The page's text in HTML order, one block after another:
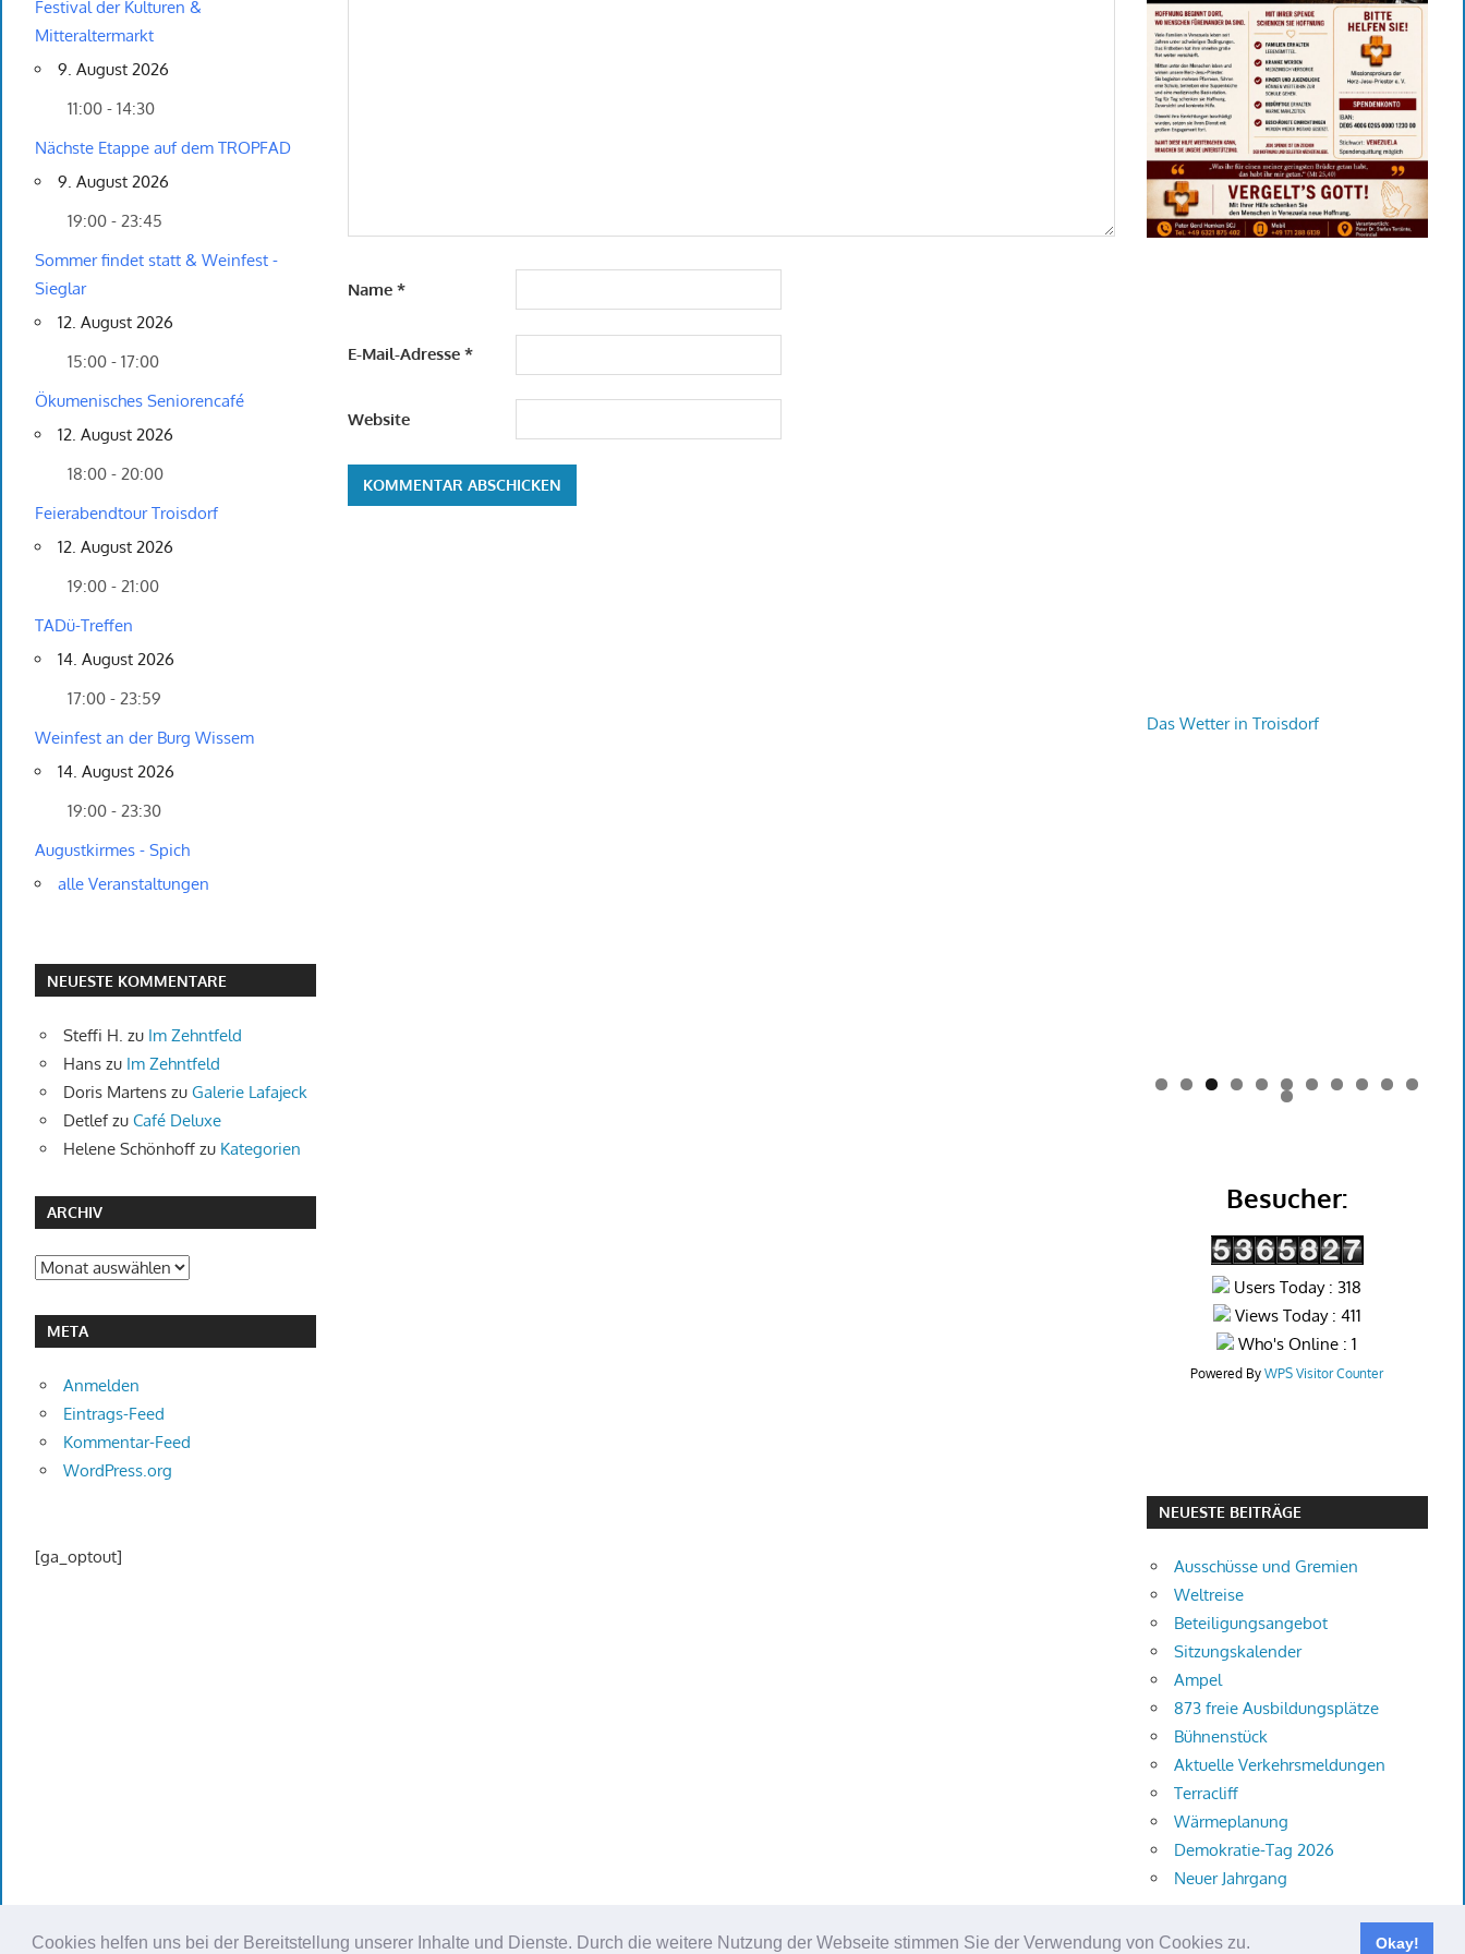
Cookies helfen uns bei der Bereitstellung unserer Inhalte und Dienste. Durch die weitere Nutzung der Webseite stimmen Sie der Verwendung von Cookies zu. Okay!
Name*
E-Mail-Adresse*
Website
Festival der Kulturen &
Mitteraltermarkt
9. August 2026
11:00 - 14:30
Nächste Etappe auf dem TROPFAD
9. August 2026
19:00 - 23:45
Sommer findet statt & Weinfest -
Sieglar
12. August 2026
15:00 - 17:00
Ökumenisches Seniorencafé
12. August 2026
18:00 - 20:00
Feierabendtour Troisdorf
12. August 2026
19:00 - 21:00
TADü-Treffen
14. August 2026
17:00 - 23:59
Weinfest an der Burg Wissem
14. August 2026
19:00 - 23:30
Augustkirmes - Spich
alle Veranstaltungen
NEUESTE KOMMENTARE
Steffi H. zu Im Zehntfeld
Hanszu Im Zehntfeld
Doris Martenszu Galerie Lafajeck
Detlefzu Café Deluxe
Helene Schönhoffzu Kategorien
ARCHIV
Archiv
META
Anmelden
Eintrags-Feed
Kommentar-Feed
WordPress.org
[ga_optout]
Das Wetter in Troisdorf
0 1
2
Besucher:
Users Today : 318
Views Today : 411
Who's Online : 1
Powered ByWPS Visitor Counter
NEUESTE BEITRÄGE
Ausschüsse und Gremien
Weltreise
Beteiligungsangebot
Sitzungskalender
Ampel
873 freie Ausbildungsplätze
Bühnenstück
Aktuelle Verkehrsmeldungen
Terracliff
Wärmeplanung
Demokratie-Tag 2026
Neuer Jahrgang